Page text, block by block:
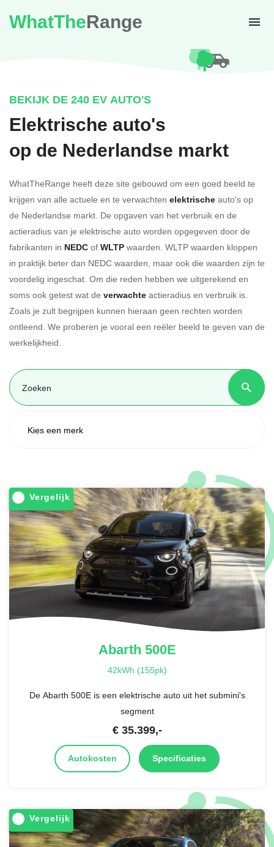
WhatTheRange
BEKIJK DE 240 EV AUTO'S
Elektrische auto's
op de Nederlandse markt
WhatTheRange heeft deze site gebouwd om een goed beeld te
krijgen van alle actuele en te verwachten elektrische auto's op
de Nederlandse markt. De opgaven van het verbruik en de
actieradius van je elektrische auto worden opgegeven door de
fabrikanten in NEDC of WLTP waarden. WLTP waarden kloppen
in praktijk beter dan NEDC waarden, maar ook die waarden zijn te
voordelig ingeschat. Om die reden hebben we uitgerekend en
soms ook getest wat de verwachte actieradius en verbruik is.
Zoals je zult begrijpen kunnen hieraan geen rechten worden
ontleend. We proberen je vooral een reëler beeld te geven van de
werkelijkheid.
Vergelijk
Abarth 500E
42kWh (155pk)
De Abarth 500E is een elektrische auto uit het submini's
segment
€ 35.399,-
Autokosten Specificaties
Vergelijk